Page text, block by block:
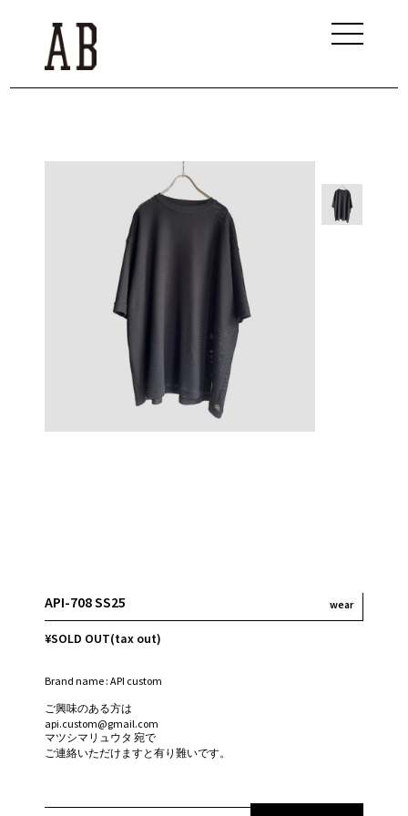
API-708 SS25 wear
¥SOLD OUT(tax out)
Brand name : API custom
ご興味のある方は
api.custom@gmail.com
マツシマリュウタ 宛で
ご連絡いただけますと有り難いです。